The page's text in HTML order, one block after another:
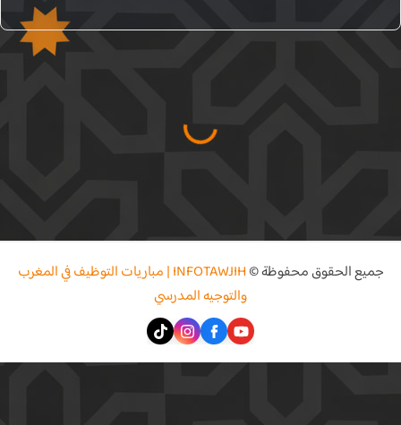
جميع الحقوق محفوظة ©
INFOTAWJIH | مباريات التوظيف في المغرب
والتوجيه المدرسي